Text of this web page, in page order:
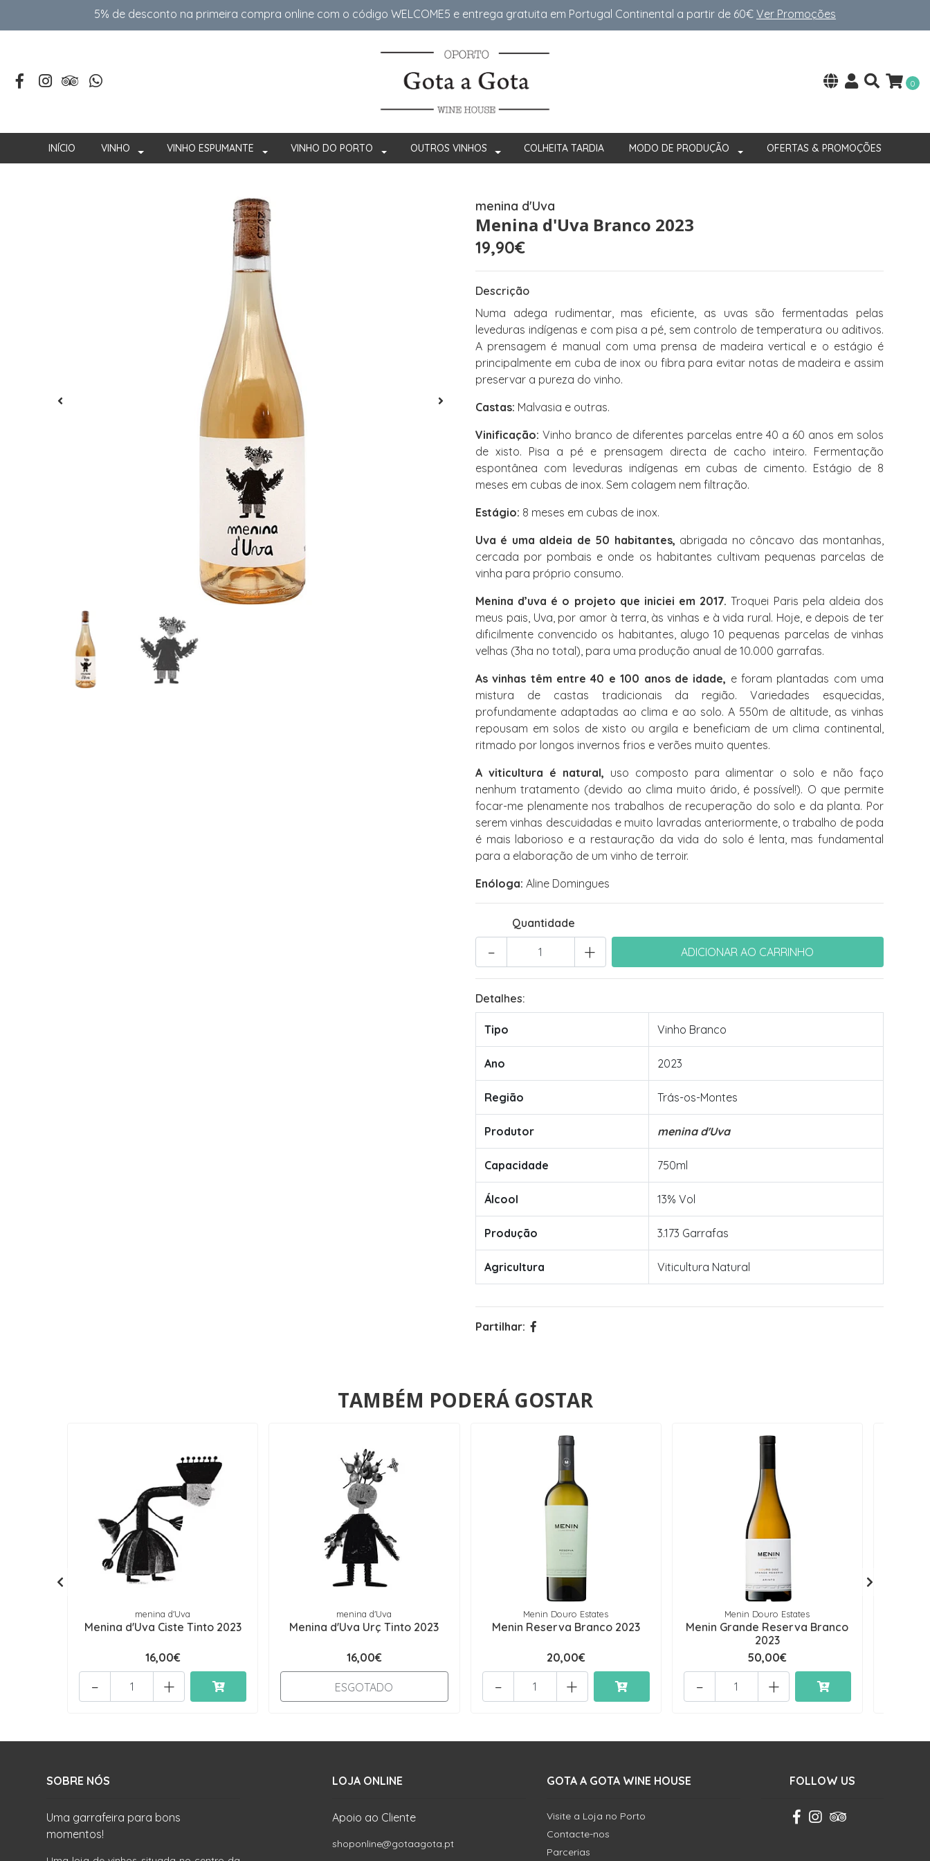
5% de desconto na primeira compra online com o código WELCOME5 e entrega gratuita em Portugal Continental a partir de 60€ Ver Promoções
0
INÍCIO VINHO VINHO ESPUMANTE VINHO DO PORTO OUTROS VINHOS COLHEITA TARDIA MODO DE PRODUÇÃO OFERTAS & PROMOÇÕES
menina d'Uva
Menina d'Uva Branco 2023
19,90€
Descrição
Numa adega rudimentar, mas eficiente, as uvas são fermentadas pelas
leveduras indígenas e com pisa a pé, sem controlo de temperatura ou aditivos.
A prensagem é manual com uma prensa de madeira vertical e o estágio é
principalmente em cuba de inox ou fibra para evitar notas de madeira e assim
preservar a pureza do vinho.
Castas: Malvasia e outras.
Vinificação: Vinho branco de diferentes parcelas entre 40 a 60 anos em solos
de xisto. Pisa a pé e prensagem directa de cacho inteiro. Fermentação
espontânea com leveduras indígenas em cubas de cimento. Estágio de 8
meses em cubas de inox. Sem colagem nem filtração.
Estágio: 8 meses em cubas de inox.
Uva é uma aldeia de 50 habitantes, abrigada no côncavo das montanhas,
cercada por pombais e onde os habitantes cultivam pequenas parcelas de
vinha para próprio consumo.
Menina d’uva é o projeto que iniciei em 2017. Troquei Paris pela aldeia dos
meus pais, Uva, por amor à terra, às vinhas e à vida rural. Hoje, e depois de ter
dificilmente convencido os habitantes, alugo 10 pequenas parcelas de vinhas
velhas (3ha no total), para uma produção anual de 10.000 garrafas.
As vinhas têm entre 40 e 100 anos de idade, e foram plantadas com uma
mistura de castas tradicionais da região. Variedades esquecidas,
profundamente adaptadas ao clima e ao solo. A 550m de altitude, as vinhas
repousam em solos de xisto ou argila e beneficiam de um clima continental,
ritmado por longos invernos frios e verões muito quentes.
A viticultura é natural, uso composto para alimentar o solo e não faço
nenhum tratamento (devido ao clima muito árido, é possível!). O que permite
focar-me plenamente nos trabalhos de recuperação do solo e da planta. Por
serem vinhas descuidadas e muito lavradas anteriormente, o trabalho de poda
é mais laborioso e a restauração da vida do solo é lenta, mas fundamental
para a elaboração de um vinho de terroir.
Enóloga: Aline Domingues
Quantidade
+
-
Detalhes:
Tipo Vinho Branco
Ano 2023
Região Trás-os-Montes
Produtor menina d'Uva
Capacidade 750ml
Álcool 13% Vol
Produção 3.173 Garrafas
Agricultura Viticultura Natural
Partilhar:
TAMBÉM PODERÁ GOSTAR
menina d'Uva
Menina d'Uva Ciste Tinto 2023
16,00€
+
-
menina d'Uva
Menina d'Uva Urç Tinto 2023
16,00€
ESGOTADO
Menin Douro Estates
Menin Reserva Branco 2023
20,00€
+
-
Menin Douro Estates
Menin Grande Reserva Branco
2023
50,00€
+
-
SOBRE NÓS
Uma garrafeira para bons
momentos!
LOJA ONLINE
Apoio ao Cliente
shoponline@gotaagota.pt
GOTA A GOTA WINE HOUSE
Visite a Loja no Porto
Contacte-nos
Parcerias
FOLLOW US